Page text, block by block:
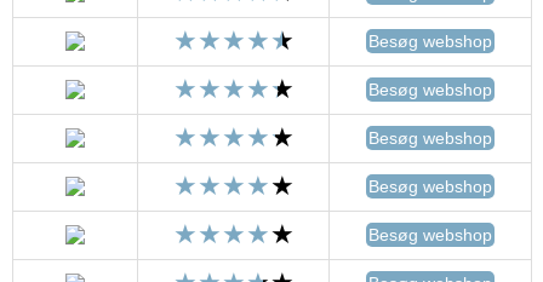
Besøg webshop
Besøg webshop
Besøg webshop
Besøg webshop
Besøg webshop